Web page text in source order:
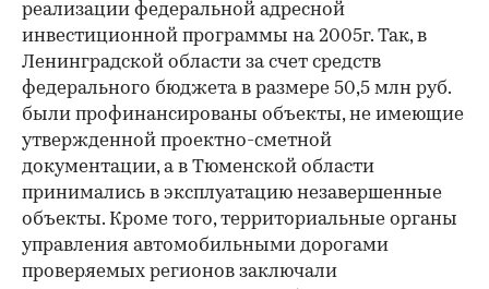
реализации федеральной адресной
инвестиционной программы на 2005г. Так, в
Ленинградской области за счет средств
федерального бюджета в размере 50,5 млн руб.
были профинансированы объекты, не имеющие
утвержденной проектно-сметной
документации, а в Тюменской области
принимались в эксплуатацию незавершенные
объекты. Кроме того, территориальные органы
управления автомобильными дорогами
проверяемых регионов заключали